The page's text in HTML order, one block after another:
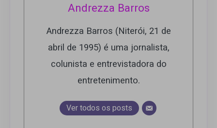
Andrezza Barros
Andrezza Barros (Niterói, 21 de
abril de 1995) é uma jornalista,
colunista e entrevistadora do
entretenimento.
Ver todos os posts